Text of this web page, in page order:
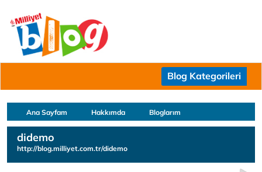
Blog Kategorileri
Ana Sayfam Hakkımda Bloglarım
didemo
http://blog.milliyet.com.tr/didemo